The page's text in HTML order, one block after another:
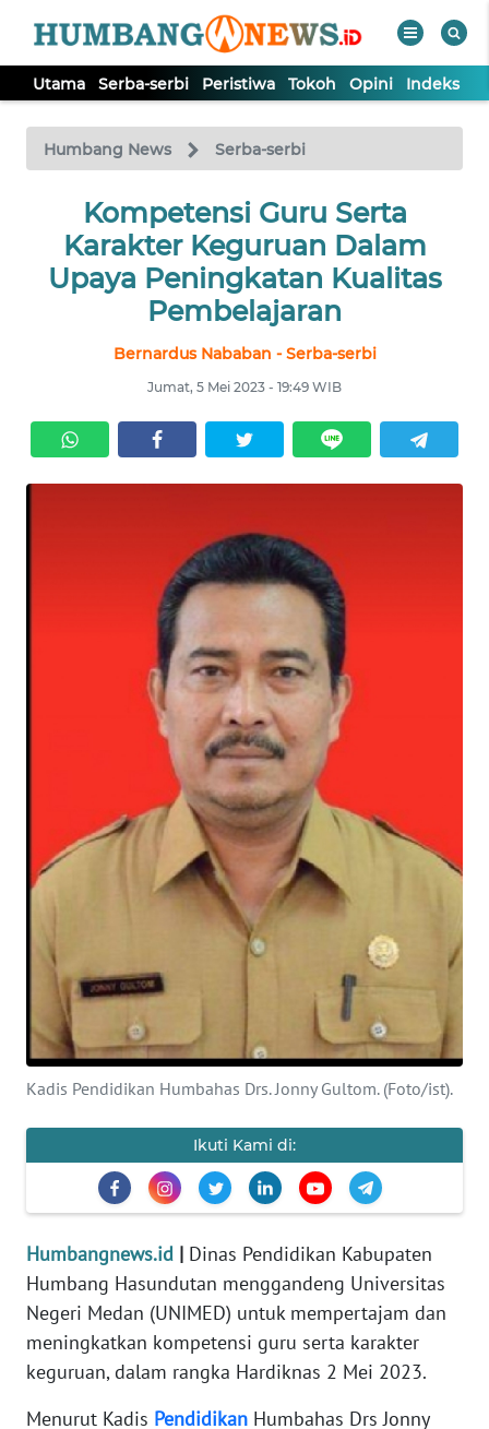
Utama Serba-serbi Peristiwa Tokoh Opini Indeks
Humbang News Serba-serbi
Kompetensi Guru Serta
Karakter Keguruan Dalam
Upaya Peningkatan Kualitas
Pembelajaran
Bernardus Nababan - Serba-serbi
Jumat, 5 Mei 2023 - 19:49 WIB
Kadis Pendidikan Humbahas Drs. Jonny Gultom. (Foto/ist).
Ikuti Kami di:
Humbangnews.id | Dinas Pendidikan Kabupaten
Humbang Hasundutan menggandeng Universitas
Negeri Medan (UNIMED) untuk mempertajam dan
meningkatkan kompetensi guru serta karakter
keguruan, dalam rangka Hardiknas 2 Mei 2023.
Menurut Kadis Pendidikan Humbahas Drs Jonny
TV
Tutup
SERBA-
SERBI
PERISTIWA
TOKOH
OPINI
TENTANG
KAMI
PEDOMAN
SIBER
REDAKSI
KARIR
DISCLAIMER
WN
SUMUT
JAKARTA